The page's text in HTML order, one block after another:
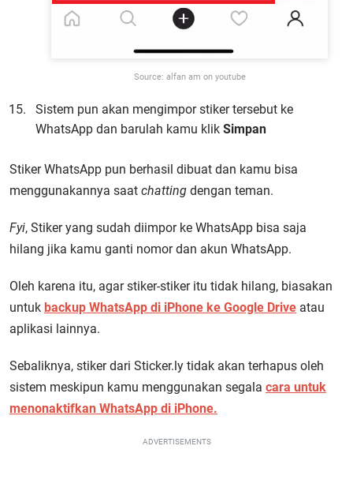
Source: alfan am on youtube
Sistem pun akan mengimpor stiker tersebut ke
WhatsApp dan barulah kamu klik Simpan
Stiker WhatsApp pun berhasil dibuat dan kamu bisa
menggunakannya saat chatting dengan teman.
Fyi, Stiker yang sudah diimpor ke WhatsApp bisa saja
hilang jika kamu ganti nomor dan akun WhatsApp.
Oleh karena itu, agar stiker-stiker itu tidak hilang, biasakan
untuk backup WhatsApp di iPhone ke Google Drive atau
aplikasi lainnya.
Sebaliknya, stiker dari Sticker.ly tidak akan terhapus oleh
sistem meskipun kamu menggunakan segala cara untuk
menonaktifkan WhatsApp di iPhone.
ADVERTISEMENTS